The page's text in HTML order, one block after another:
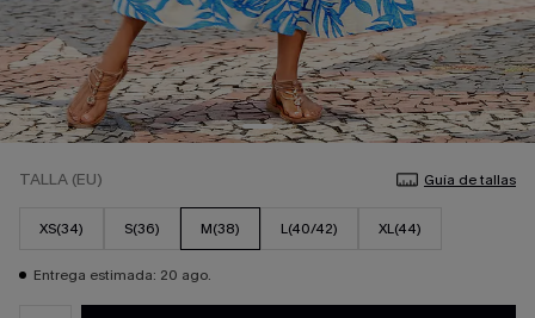
TALLA (EU) Guía de tallas
XS(34) S(36) M(38) L(40/42) XL(44)
Entrega estimada: 20 ago.